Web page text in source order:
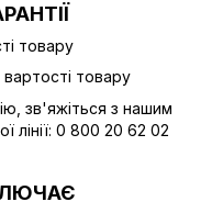
товару
товару
зв'яжіться з нашим
0 800 20 62 02